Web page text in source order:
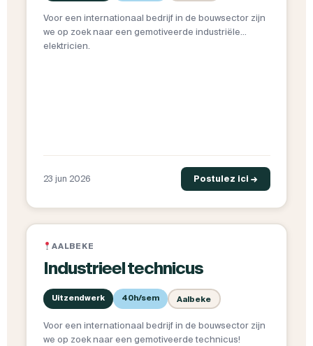
Voor een internationaal bedrijf in de bouwsector zijn
we op zoek naar een gemotiveerde industriële
elektricien.
23 jun 2026 Postulez ici →
AALBEKE
Industrieel technicus
Uitzendwerk 40h/sem Aalbeke
Voor een internationaal bedrijf in de bouwsector zijn
we op zoek naar een gemotiveerde technicus!